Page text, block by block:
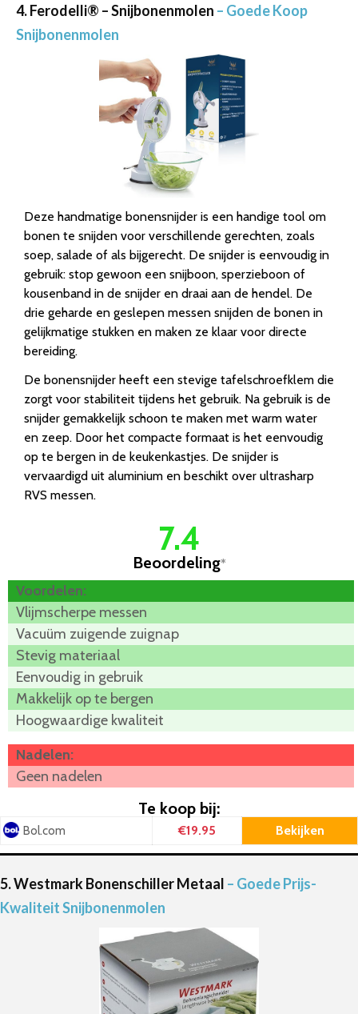
4. Ferodelli® – Snijbonenmolen – Goede Koop
Snijbonenmolen
Deze handmatige bonensnijder is een handige tool om
bonen te snijden voor verschillende gerechten, zoals
soep, salade of als bijgerecht. De snijder is eenvoudig in
gebruik: stop gewoon een snijboon, sperzieboon of
kousenband in de snijder en draai aan de hendel. De
drie geharde en geslepen messen snijden de bonen in
gelijkmatige stukken en maken ze klaar voor directe
bereiding.
De bonensnijder heeft een stevige tafelschroefklem die
zorgt voor stabiliteit tijdens het gebruik. Na gebruik is de
snijder gemakkelijk schoon te maken met warm water
en zeep. Door het compacte formaat is het eenvoudig
op te bergen in de keukenkastjes. De snijder is
vervaardigd uit aluminium en beschikt over ultrasharp
RVS messen.
7.4
Beoordeling*
Voordelen:
Vlijmscherpe messen
Vacuüm zuigende zuignap
Stevig materiaal
Eenvoudig in gebruik
Makkelijk op te bergen
Hoogwaardige kwaliteit
Nadelen:
Geen nadelen
Te koop bij:
Bol.com €19.95 Bekijken
5. Westmark Bonenschiller Metaal – Goede Prijs-
Kwaliteit Snijbonenmolen